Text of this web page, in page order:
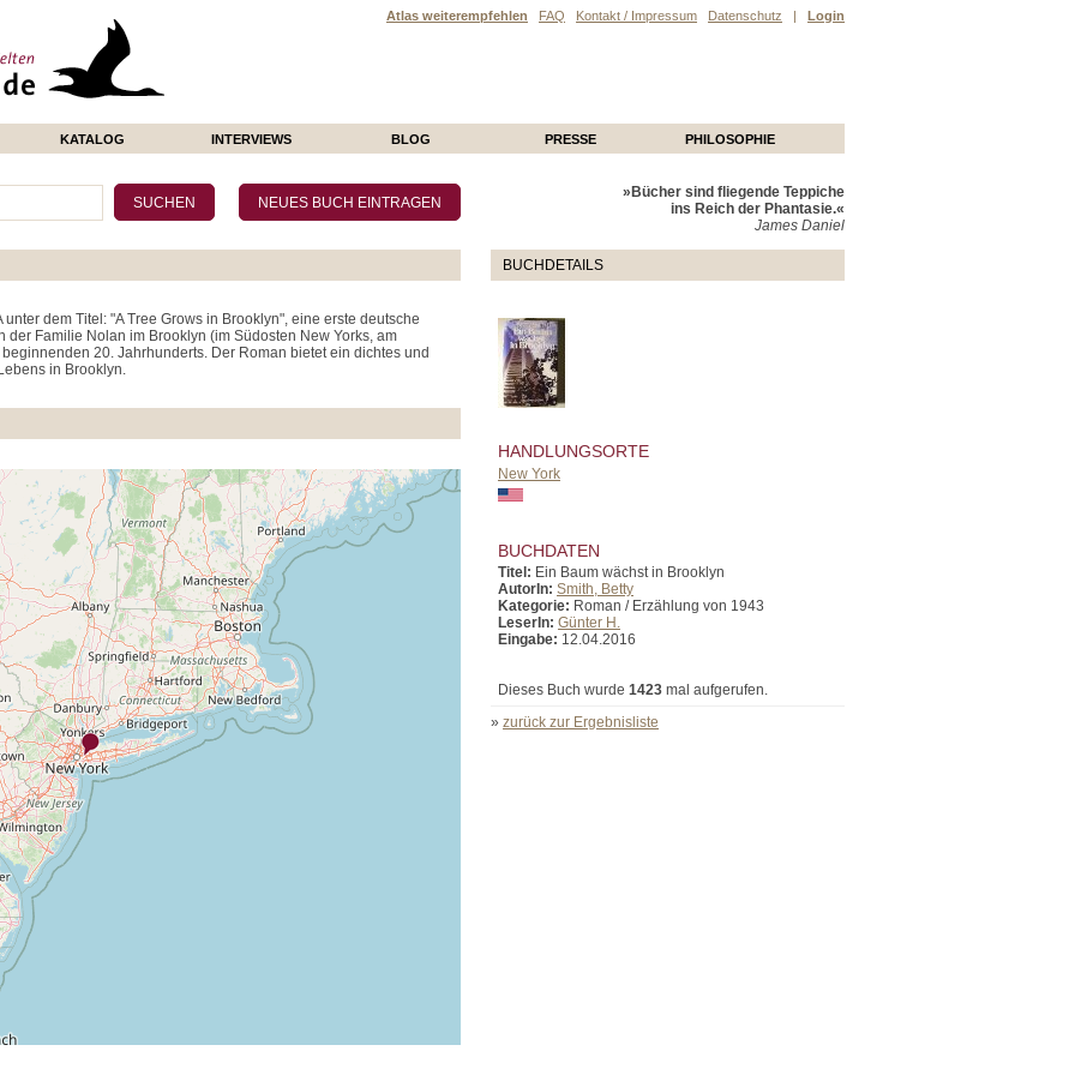
Atlas weiterempfehlen FAQ Kontakt / Impressum Datenschutz | Login
KATALOG INTERVIEWS BLOG PRESSE PHILOSOPHIE
dem Titel: "A Tree Grows in Brooklyn", eine erste deutsche
Familie Nolan im Brooklyn (im Südosten New Yorks, am
20. Jahrhunderts. Der Roman bietet ein dichtes und
in Brooklyn.
»Bücher sind fliegende Teppiche
ins Reich der Phantasie.«
James Daniel
BUCHDETAILS
HANDLUNGSORTE
New York
BUCHDATEN
Titel: Ein Baum wächst in Brooklyn
AutorIn: Smith, Betty
Kategorie: Roman / Erzählung von 1943
LeserIn: Günter H.
Eingabe: 12.04.2016
Dieses Buch wurde 1423 mal aufgerufen.
» zurück zur Ergebnisliste